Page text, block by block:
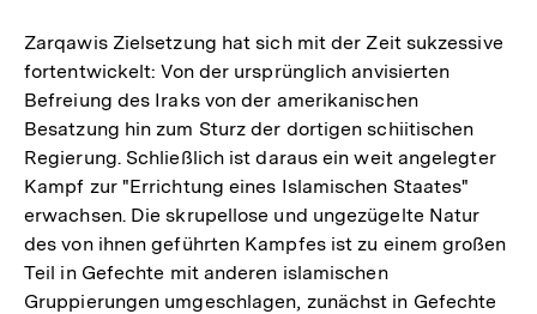
Zarqawis Zielsetzung hat sich mit der Zeit sukzessive
fortentwickelt: Von der ursprünglich anvisierten
Befreiung des Iraks von der amerikanischen
Besatzung hin zum Sturz der dortigen schiitischen
Regierung. Schließlich ist daraus ein weit angelegter
Kampf zur "Errichtung eines Islamischen Staates"
erwachsen. Die skrupellose und ungezügelte Natur
des von ihnen geführten Kampfes ist zu einem großen
Teil in Gefechte mit anderen islamischen
Gruppierungen umgeschlagen, zunächst in Gefechte